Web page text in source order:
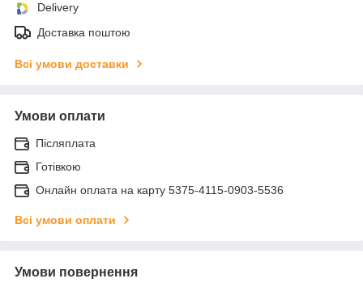
Delivery
Доставка поштою
Всі умови доставки
Умови оплати
Післяплата
Готівкою
Онлайн оплата на карту 5375-4115-0903-5536
Всі умови оплати
Умови повернення